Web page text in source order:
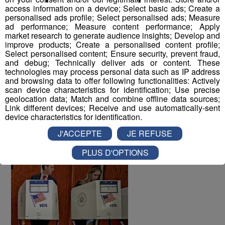
Et il semblerait que le fils de Donald, Eric, ne fasse pas
plus confiance à son épouse que son paternel. Tel père,
access information on a device; Select basic ads; Create a
personalised ads profile; Select personalised ads; Measure
ad performance; Measure content performance; Apply
market research to generate audience insights; Develop and
improve products; Create a personalised content profile;
Select personalised content; Ensure security, prevent fraud,
and debug; Technically deliver ads or content. These
technologies may process personal data such as IP address
and browsing data to offer following functionalities: Actively
scan device characteristics for identification; Use precise
geolocation data; Match and combine offline data sources;
Link different devices; Receive and use automatically-sent
device characteristics for identification.
J'ACCEPTE
JE REFUSE
PLUS D'OPTIONS